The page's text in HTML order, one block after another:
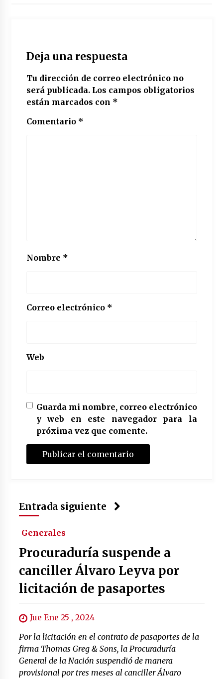
Deja una respuesta
Tu dirección de correo electrónico no
será publicada. Los campos obligatorios
están marcados con *
Comentario *
Nombre *
Correo electrónico *
Web
Guarda mi nombre, correo electrónico
y web en este navegador para la
próxima vez que comente.
Entrada siguiente
Generales
Procuraduría suspende a
canciller Álvaro Leyva por
licitación de pasaportes
Jue Ene 25 , 2024
Por la licitación en el contrato de pasaportes de la
firma Thomas Greg & Sons, la Procuraduría
General de la Nación suspendió de manera
provisional por tres meses al canciller Álvaro